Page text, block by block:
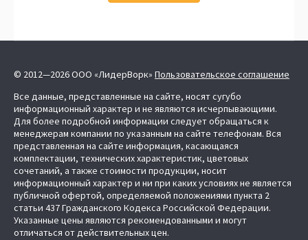
© 2012—2026 ООО «ЛидерВорк» Пользовательское соглашение
Все данные, представленные на сайте, носят сугубо
информационный характер и не являются исчерпывающими.
Для более подробной информации следует обращаться к
менеджерам компании по указанным на сайте телефонам. Вся
представленная на сайте информация, касающаяся
комплектации, технических характеристик, цветовых
сочетаний, а также стоимости продукции, носит
информационный характер и ни при каких условиях не является
публичной офертой, определяемой положениями пункта 2
статьи 437 Гражданского Кодекса Российской Федерации.
Указанные цены являются рекомендованными и могут
отличаться от действительных цен.